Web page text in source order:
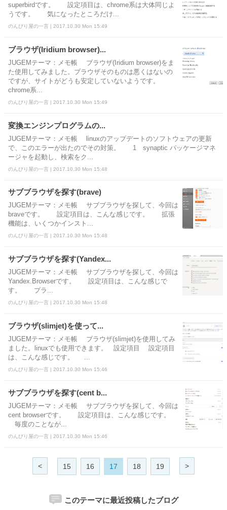
superbirdです。 設定項目は、chrome系は大体同じよ
うです。 気になったところだけ...
のんびり屋の一言 | 2017.10.30 Mon 15:49
ブラウザ(Iridium browser)...
JUGEMテーマ：メモ帳 ブラウザ(Iridium browser)をま
た使用してみました。ブラウザそのものは悪くはないの
ですが、サイトがどうも安定していないようです。
chrome系...
のんびり屋の一言 | 2017.10.30 Mon 15:49
変換エンジンプログラムの...
JUGEMテーマ：メモ帳 linuxのアップデートのソフトウェアの更新
で、このエラーが出たのでその対策。 1 synaptic パッケージマネ
ージャを起動し、検索をク...
のんびり屋の一言 | 2017.10.30 Mon 15:48
サブブラウザを探す(brave)
JUGEMテーマ：メモ帳 サブブラウザを探して、今回は
braveです。 設定項目は、こんな感じです。 拡張
機能は、いくつかインスト...
のんびり屋の一言 | 2017.10.30 Mon 15:48
サブブラウザを探す(Yandex...
JUGEMテーマ：メモ帳 サブブラウザを探して、今回は
Yandex.Browserです。 設定項目は、こんな感じで
す。 プラ...
のんびり屋の一言 | 2017.10.30 Mon 15:48
ブラウザ(slimjet)を使って...
JUGEMテーマ：メモ帳 ブラウザ(slimjet)を使用してみ
ました。linuxでも使用できます。 設定項目 設定項目
は、こんな感じです。 ...
のんびり屋の一言 | 2017.10.30 Mon 15:46
サブブラウザを探す(cent b...
JUGEMテーマ：メモ帳 サブブラウザを探して、今回は
cent browserです。 設定項目は、こんな感じです。
毎度のことなが...
のんびり屋の一言 | 2017.10.30 Mon 15:46
< 15 16 17 18 19 >
このテーマに最近投稿したブログ